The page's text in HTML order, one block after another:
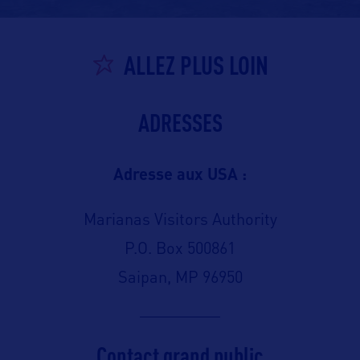
ALLEZ PLUS LOIN
ADRESSES
Adresse aux USA :
Marianas Visitors Authority
P.O. Box 500861
Saipan, MP 96950